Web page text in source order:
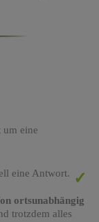
eine
eine Antwort.
ortsunabhängig
trotzdem alles